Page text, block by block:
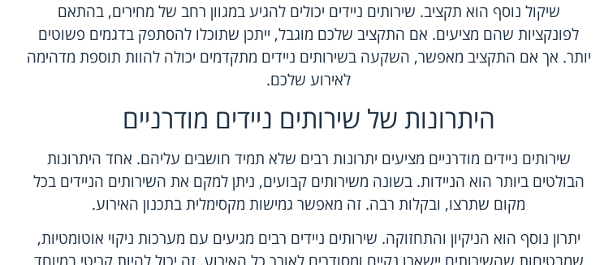
שיקול נוסף הוא תקציב. שירותים ניידים יכולים להגיע במגוון רחב של מחירים, בהתאם
לפונקציות שהם מציעים. אם התקציב שלכם מוגבל, ייתכן שתוכלו להסתפק בדגמים פשוטים
יותר. אך אם התקציב מאפשר, השקעה בשירותים ניידים מתקדמים יכולה להוות תוספת מדהימה
לאירוע שלכם.
היתרונות של שירותים ניידים מודרניים
שירותים ניידים מודרניים מציעים יתרונות רבים שלא תמיד חושבים עליהם. אחד היתרונות
הבולטים ביותר הוא הניידות. בשונה משירותים קבועים, ניתן למקם את השירותים הניידים בכל
מקום שתרצו, ובקלות רבה. זה מאפשר גמישות מקסימלית בתכנון האירוע.
יתרון נוסף הוא הניקיון והתחזוקה. שירותים ניידים רבים מגיעים עם מערכות ניקוי אוטומטיות,